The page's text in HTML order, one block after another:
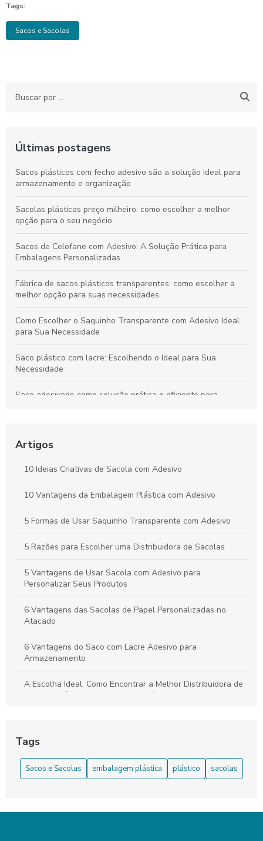
Tags:
Sacos e Sacolas
Últimas postagens
Sacos plásticos com fecho adesivo são a solução ideal para
armazenamento e organização
Sacolas plásticas preço milheiro: como escolher a melhor
opção para o seu negócio
Sacos de Celofane com Adesivo: A Solução Prática para
Embalagens Personalizadas
Fábrica de sacos plásticos transparentes: como escolher a
melhor opção para suas necessidades
Como Escolher o Saquinho Transparente com Adesivo Ideal
para Sua Necessidade
Saco plástico com lacre: Escolhendo o Ideal para Sua
Necessidade
Saco adesivado como solução prática e eficiente para
Plásticas para Seu Negócio
Como Escolher Sacolas Personalizadas de Papel para seu
Negócio
Sacolas Personalizadas: Como Escolher e Transformar Sua
Marca
Artigos
10 Ideias Criativas de Sacola com Adesivo
10 Vantagens da Embalagem Plástica com Adesivo
5 Formas de Usar Saquinho Transparente com Adesivo
5 Razões para Escolher uma Distribuidora de Sacolas
5 Vantagens de Usar Sacola com Adesivo para
Personalizar Seus Produtos
6 Vantagens das Sacolas de Papel Personalizadas no
Atacado
6 Vantagens do Saco com Lacre Adesivo para
Armazenamento
A Escolha Ideal: Como Encontrar a Melhor Distribuidora de
Sacolas Plásticas para o Seu Negócio
As Melhores Sacolas de Papel Personalizadas no Atacado:
A Solução Perfeita para a sua Empresa!
Benefícios do Saco Plástico para o Dia a Dia
Tags
Sacos e Sacolas embalagem plástica plástico sacolas